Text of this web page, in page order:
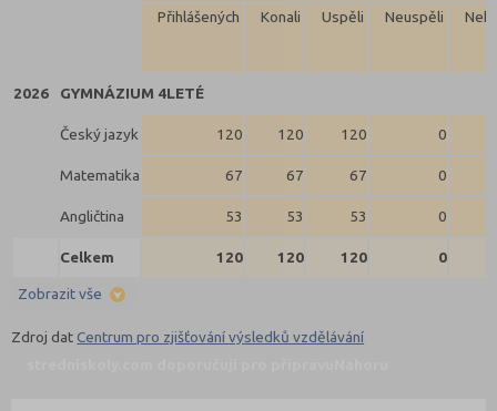
Přihlášených
Konali Uspěli Neuspěli
2026 GYMNÁZIUM 4LETÉ
Český jazyk 120 120 120 0
Matematika 67 67 67 0
Angličtina 53 53 53 0
Celkem 120 120 120 0
Zobrazit vše
Zdroj datCentrum pro zjišťování výsledků vzdělávání